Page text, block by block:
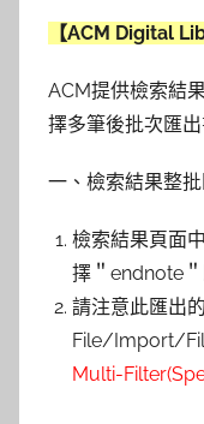
【ACM Digital
ACM提供檢索結
擇多筆後批次匯
一、檢索結果整
檢索結果頁面
擇＂endnote
請注意此匯出
File/Import/
Multi-